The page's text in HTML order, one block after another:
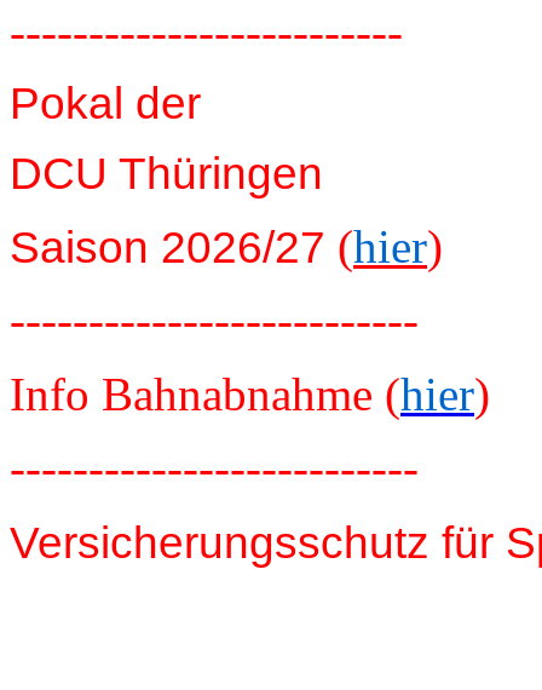
-------------------------
Pokal der
DCU Thüringen
Saison 2026/27 (hier)
--------------------------
Info Bahnabnahme (hier)
--------------------------
Versicherungsschutz für